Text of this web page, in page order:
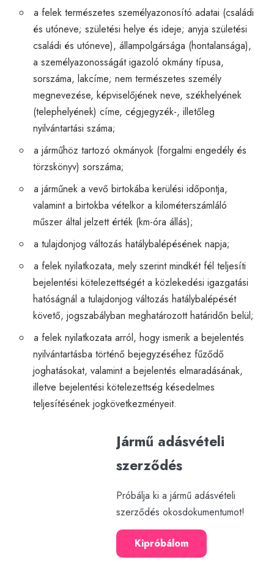
a felek természetes személyazonosító adatai (családi
és utóneve; születési helye és ideje; anyja születési
családi és utóneve), állampolgársága (hontalansága),
a személyazonosságát igazoló okmány típusa,
sorszáma, lakcíme; nem természetes személy
megnevezése, képviselőjének neve, székhelyének
(telephelyének) címe, cégjegyzék-, illetőleg
nyilvántartási száma;
a járműhöz tartozó okmányok (forgalmi engedély és
törzskönyv) sorszáma;
a járműnek a vevő birtokába kerülési időpontja,
valamint a birtokba vételkor a kilométerszámláló
műszer által jelzett érték (km-óra állás);
a tulajdonjog változás hatálybalépésének napja;
a felek nyilatkozata, mely szerint mindkét fél teljesíti
bejelentési kötelezettségét a közlekedési igazgatási
hatóságnál a tulajdonjog változás hatálybalépését
követő, jogszabályban meghatározott határidőn belül;
a felek nyilatkozata arról, hogy ismerik a bejelentés
nyilvántartásba történő bejegyzéséhez fűződő
joghatásokat, valamint a bejelentés elmaradásának,
illetve bejelentési kötelezettség késedelmes
teljesítésének jogkövetkezményeit.
Jármű adásvételi
szerződés
Próbálja ki a jármű adásvételi
szerződés okosdokumentumot!
Kipróbálom